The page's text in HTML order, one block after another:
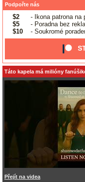
Podpořte nás
$2
- Ikona patrona na
$5
- Poradna bez
$10
- Soukromé
Táto kapela má milióny
Přejít na videa